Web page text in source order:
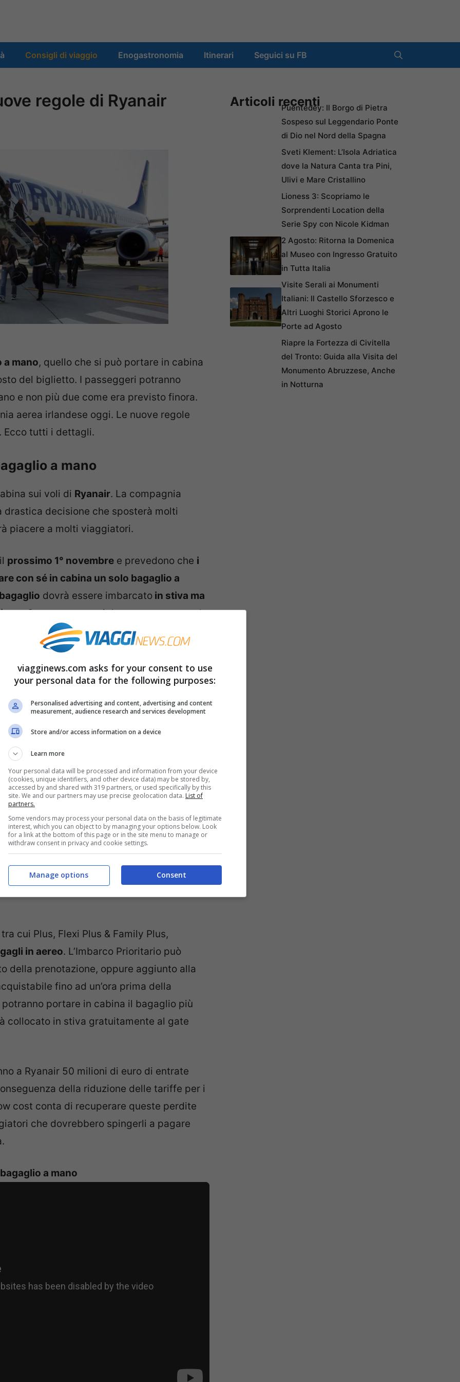
Consigli di viaggio Enogastronomia Itinerari Seguici su FB
regole di Ryanair
a mano, quello che si può portare in cabina
del biglietto. I passeggeri potranno
e non più due come era previsto finora.
aerea irlandese oggi. Le nuove regole
. Ecco tutti i dettagli.
a mano
sui voli di Ryanair. La compagnia
drastica decisione che sposterà molti
piacere a molti viaggiatori.
prossimo 1° novembre e prevedono che i
con sé in cabina un solo bagaglio a
dovrà essere imbarcato in stiva ma
. Saranno esentati da questa norma solo
(l’imbarco prioritario).
passeggeri approfittavano della
anche per caricare valigie di dimensioni
questo nel tempo ha creato problemi a
sarà incoraggiato con
massimo
il costo è tagliato da 35 a 25 euro a
i propri clienti ad imbarcare il bagaglio
in cabina per risparmiare, con il rischio
troppi oggetti tra i sedili.
e ritardi perché non riusciva ad
dei suoi voli. Una misura, dunque,
tra cui Plus, Flexi Plus & Family Plus,
in aereo. L’Imbarco Prioritario può
della prenotazione, oppure aggiunto alla
fino ad un’ora prima della
portare in cabina il bagaglio più
collocato in stiva gratuitamente al gate
a Ryanair 50 milioni di euro di entrate
della riduzione delle tariffe per i
cost conta di recuperare queste perdite
che dovrebbero spingerli a pagare
a mano
Articoli recentiPuentedey: Il Borgo di Pietra
Sospeso sul Leggendario Ponte
di Dio nel Nord della Spagna
Sveti Klement: L’Isola Adriatica
dove la Natura Canta tra Pini,
Ulivi e Mare Cristallino
Lioness 3: Scopriamo le
Sorprendenti Location della
Serie Spy con Nicole Kidman
2 Agosto: Ritorna la Domenica
al Museo con Ingresso Gratuito
in Tutta Italia
Visite Serali ai Monumenti
Italiani: Il Castello Sforzesco e
Altri Luoghi Storici Aprono le
Porte ad Agosto
Riapre la Fortezza di Civitella
del Tronto: Guida alla Visita del
Monumento Abruzzese, Anche
in Notturna
viagginews.com asks for your consent to use
your personal data for the following purposes:
Personalised advertising and content, advertising and content
measurement, audience research and services development
Store and/or access information on a device
Learn more
Your personal data will be processed and information from your device
(cookies, unique identifiers, and other device data) may be stored by,
accessed by and shared with 319 partners, or used specifically by this
site. We and our partners may use precise geolocation data. List of
partners.
Some vendors may process your personal data on the basis of legitimate
interest, which you can object to by managing your options below. Look
for a link at the bottom of this page or in the site menu to manage or
withdraw consent in privacy and cookie settings.
Consent
Manage options